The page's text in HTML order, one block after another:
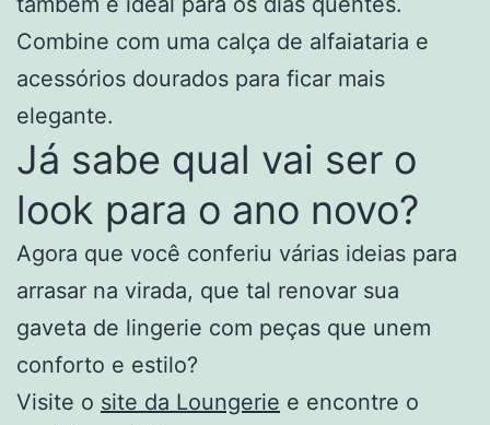
Combine com uma calça de alfaiataria e
acessórios dourados para ficar mais
elegante.
Já sabe qual vai ser o
look para o ano novo?
Agora que você conferiu várias ideias para
arrasar na virada, que tal renovar sua
gaveta de lingerie com peças que unem
conforto e estilo?
Visite o site da Loungerie e encontre o